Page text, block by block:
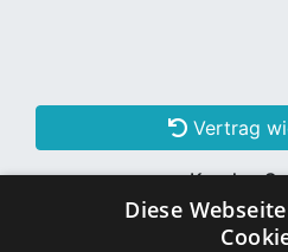
Vertrag
Kunden
Konto
Diese